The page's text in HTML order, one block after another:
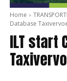
Home
Database
ILT start